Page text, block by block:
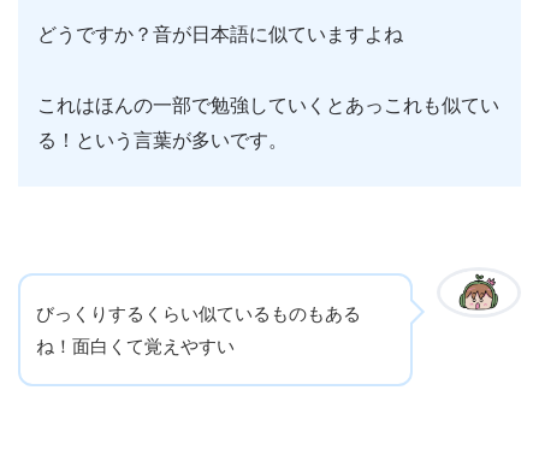
どうですか？音が日本語に似ていますよね
これはほんの一部で勉強していくとあっこれも似てい
る！という言葉が多いです。
びっくりするくらい似ているものもある
ね！面白くて覚えやすい